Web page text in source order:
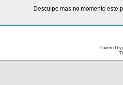
Desculpe mas no momento este
Powered by